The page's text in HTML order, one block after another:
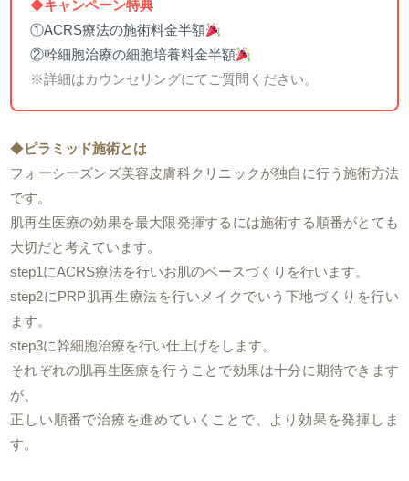
◆キャンペーン特典
①ACRS療法の施術料金半額
②幹細胞治療の細胞培養料金半額
※詳細はカウンセリングにてご質問ください。
◆ピラミッド施術とは
フォーシーズンズ美容皮膚科クリニックが独自に行う施術方法
です。
肌再生医療の効果を最大限発揮するには施術する順番がとても
大切だと考えています。
step1にACRS療法を行いお肌のベースづくりを行います。
step2にPRP肌再生療法を行いメイクでいう下地づくりを行い
ます。
step3に幹細胞治療を行い仕上げをします。
それぞれの肌再生医療を行うことで効果は十分に期待できます
が、
正しい順番で治療を進めていくことで、より効果を発揮しま
す。